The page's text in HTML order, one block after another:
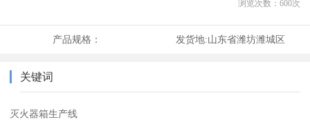
浏览次数： 600次
产品规格： 发货地:山东省潍坊潍城区
关键词
灭火器箱生产线